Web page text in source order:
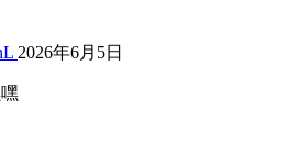
2026年6月5日